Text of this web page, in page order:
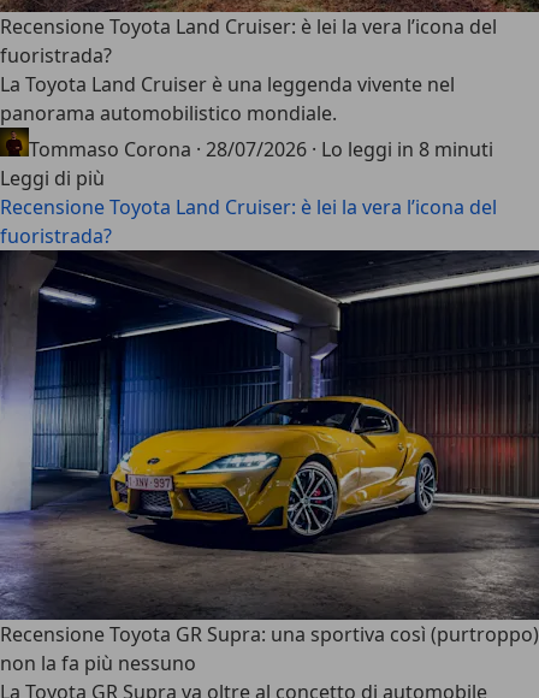
Recensione Toyota Land Cruiser: è lei la vera l’icona del
fuoristrada?
La Toyota Land Cruiser è una leggenda vivente nel
panorama automobilistico mondiale.
Tommaso Corona · 28/07/2026 · Lo leggi in 8 minuti
Leggi di più
Recensione Toyota Land Cruiser: è lei la vera l’icona del
fuoristrada?
Recensione Toyota GR Supra: una sportiva così (purtroppo)
non la fa più nessuno
La Toyota GR Supra va oltre al concetto di automobile